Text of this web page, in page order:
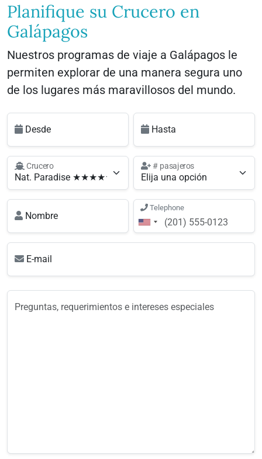
Planifique su Crucero en
Galápagos
Nuestros programas de viaje a Galápagos le
permiten explorar de una manera segura uno
de los lugares más maravillosos del mundo.
Desde Hasta
Crucero # pasajeros
Nombre
Telephone
E-mail